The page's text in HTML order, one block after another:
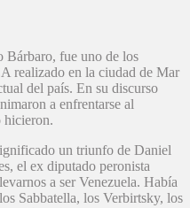
Bárbaro, fue uno de los
realizado en la ciudad de Mar
del país. En su discurso
a enfrentarse al
hicieron.
un triunfo de Daniel
el ex diputado peronista
a ser Venezuela. Había
Sabbatella, los Verbirtsky, los